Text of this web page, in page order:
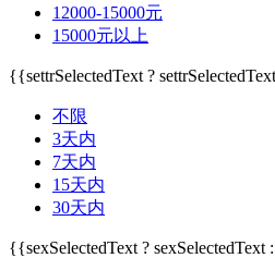
12000-15000元
15000元以上
{{settrSelectedText ?
不限
3天内
7天内
15天内
30天内
{{sexSelectedText ?